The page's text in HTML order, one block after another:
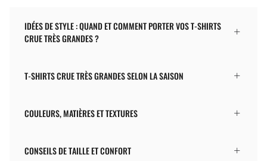
IDÉES DE STYLE : QUAND ET COMMENT PORTER VOS T-SHIRTS
CRUE TRÈS GRANDES ?
T-SHIRTS CRUE TRÈS GRANDES SELON LA SAISON
COULEURS, MATIÈRES ET TEXTURES
CONSEILS DE TAILLE ET CONFORT